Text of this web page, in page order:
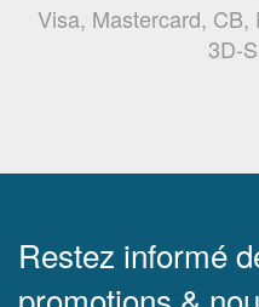
Visa, Mastercard, CB,
3D-
Restez informé